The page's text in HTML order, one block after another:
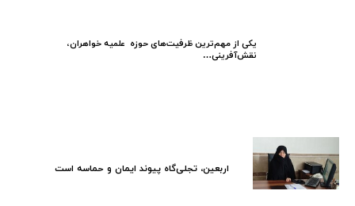
یکی از مهم‌ترین ظرفیت‌های حوزه علمیه خواهران،
نقش‌آفرینی…
اربعین، تجلی‌گاه پیوند ایمان و حماسه است